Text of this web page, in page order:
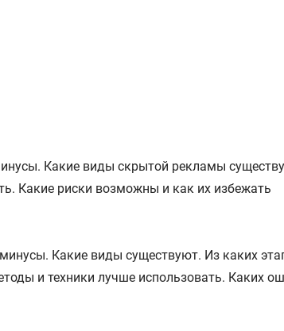
Какие виды скрытой рекламы
Какие риски возможны и как их избежать
Какие виды существуют. Из каких
и техники лучше использовать. Каких